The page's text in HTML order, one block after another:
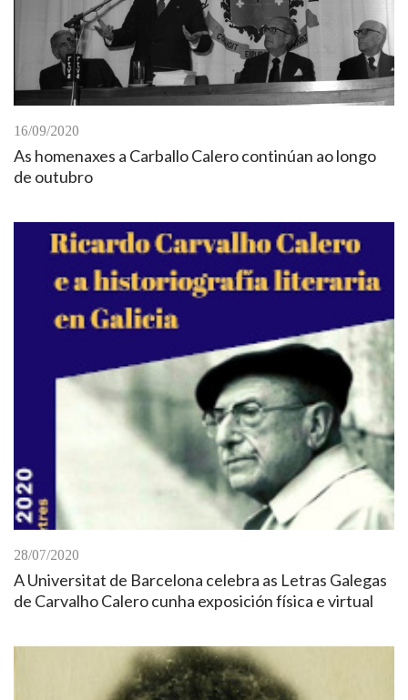
16/09/2020
As homenaxes a Carballo Calero continúan ao longo
de outubro
28/07/2020
A Universitat de Barcelona celebra as Letras Galegas
de Carvalho Calero cunha exposición física e virtual